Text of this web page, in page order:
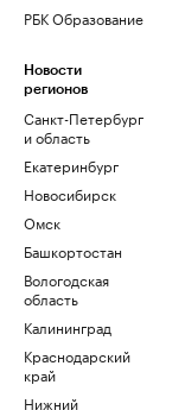
РБК Образование
Новости
регионов
Санкт-Петербург
и область
Екатеринбург
Новосибирск
Омск
Башкортостан
Вологодская
область
Калининград
Краснодарский
край
Нижний